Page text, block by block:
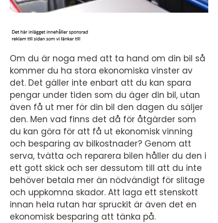
Om du är noga med att ta hand om din bil så
kommer du ha stora ekonomiska vinster av
det. Det gäller inte enbart att du kan spara
pengar under tiden som du äger din bil, utan
även få ut mer för din bil den dagen du säljer
den. Men vad finns det då för åtgärder som
du kan göra för att få ut ekonomisk vinning
och besparing av bilkostnader? Genom att
serva, tvätta och reparera bilen håller du den i
ett gott skick och ser dessutom till att du inte
behöver betala mer än nödvändigt för slitage
och uppkomna skador. Att laga ett stenskott
innan hela rutan har spruckit är även det en
ekonomisk besparing att tänka på.